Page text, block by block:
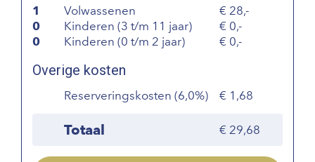
1 Volwassenen
28,-
0
Kinderen (3 t/m 11 jaar)
0,-
0
Kinderen (0 t/m 2 jaar) 0,-
Overige kosten
Reserveringskosten (6,0%) 1,68
Totaal 29,68